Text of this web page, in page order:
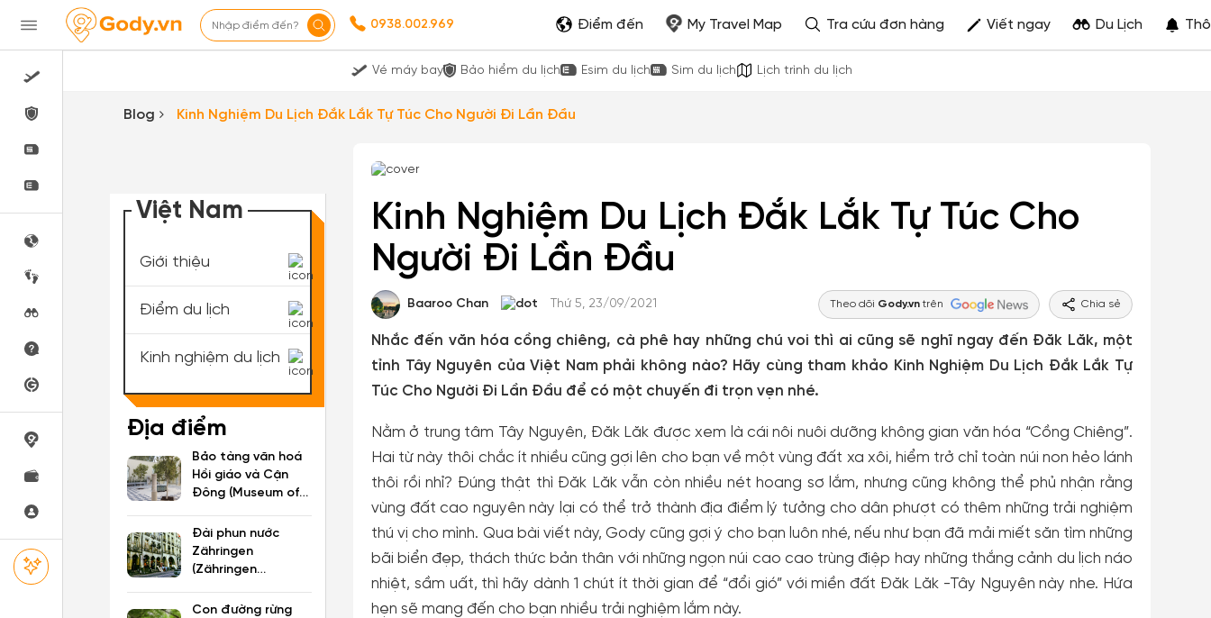
Nhập điểm đến? 0938.002.969 Điểm đến My Travel Map Tra cứu đơn hàng Viết ngay Du Lịch
Vé máy bay Bảo hiểm du lịch Esim du lịch Sim du lịch Lịch trình du lịch
Blog Kinh Nghiệm Du Lịch Đắk Lắk Tự Túc Cho Người Đi Lần Đầu
Kinh Nghiệm Du Lịch Đắk Lắk Tự Túc Cho
Người Đi Lần Đầu
Baaroo Chan Thứ 5, 23/09/2021 Theo dõi Gody.vntrên Chia sẻ
Nhắc đến văn hóa cồng chiêng, cà phê hay những chú voi thì ai cũng sẽ nghĩ ngay đến Đăk Lăk, một
tỉnh Tây Nguyên của Việt Nam phải không nào? Hãy cùng tham khảo Kinh Nghiệm Du Lịch Đắk Lắk Tự
Túc Cho Người Đi Lần Đầu để có một chuyến đi trọn vẹn nhé.
Nằm ở trung tâm Tây Nguyên, Đăk Lăk được xem là cái nôi nuôi dưỡng không gian văn hóa “Cồng Chiêng”.
Hai từ này thôi chắc ít nhiều cũng gợi lên cho bạn về một vùng đất xa xôi, hiểm trở chỉ toàn núi non hẻo lánh
thôi rồi nhỉ? Đúng thật thì Đăk Lăk vẫn còn nhiều nét hoang sơ lắm, nhưng cũng không thể phủ nhận rằng
vùng đất cao nguyên này lại có thể trở thành địa điểm lý tưởng cho dân phượt có thêm những trải nghiệm
thú vị cho mình. Qua bài viết này, Gody cũng gợi ý cho bạn luôn nhé, nếu như bạn đã mải miết săn tìm những
bãi biển đẹp, thách thức bản thân với những ngọn núi cao cao trùng điệp hay những thắng cảnh du lịch náo
nhiệt, sầm uất, thì hãy dành 1 chút ít thời gian để “đổi gió” với miền đất Đăk Lăk -Tây Nguyên này nhe. Hứa
hẹn sẽ mang đến cho bạn nhiều trải nghiệm lắm này.
Việt Nam
Giới thiệu
Điểm du lịch
Kinh nghiệm du lịch
Địa điểm
Bảo tàng văn hoá
Hồi giáo và Cận
Đông (Museum of
Eastern Cultures)
Đài phun nước
Zähringen
(Zähringen
Con đường rừng